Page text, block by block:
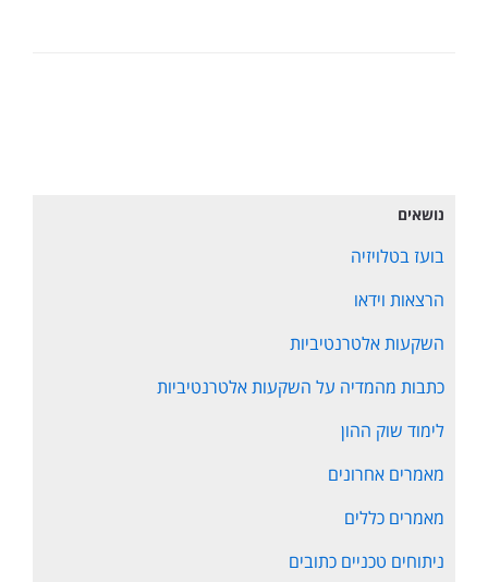
נושאים
בועז בטלויזיה
הרצאות וידאו
השקעות אלטרנטיביות
כתבות מהמדיה על השקעות אלטרנטיביות
לימוד שוק ההון
מאמרים אחרונים
מאמרים כללים
ניתוחים טכניים כתובים